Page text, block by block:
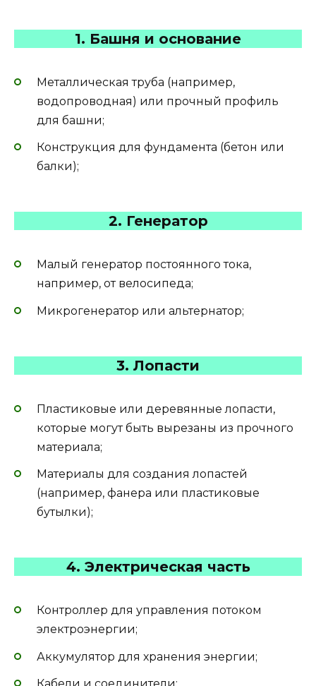
1. Башня и основание
Металлическая труба (например,
водопроводная) или прочный профиль
для башни;
Конструкция для фундамента (бетон или
балки);
2. Генератор
Малый генератор постоянного тока,
например, от велосипеда;
Микрогенератор или альтернатор;
3. Лопасти
Пластиковые или деревянные лопасти,
которые могут быть вырезаны из прочного
материала;
Материалы для создания лопастей
(например, фанера или пластиковые
бутылки);
4. Электрическая часть
Контроллер для управления потоком
электроэнергии;
Аккумулятор для хранения энергии;